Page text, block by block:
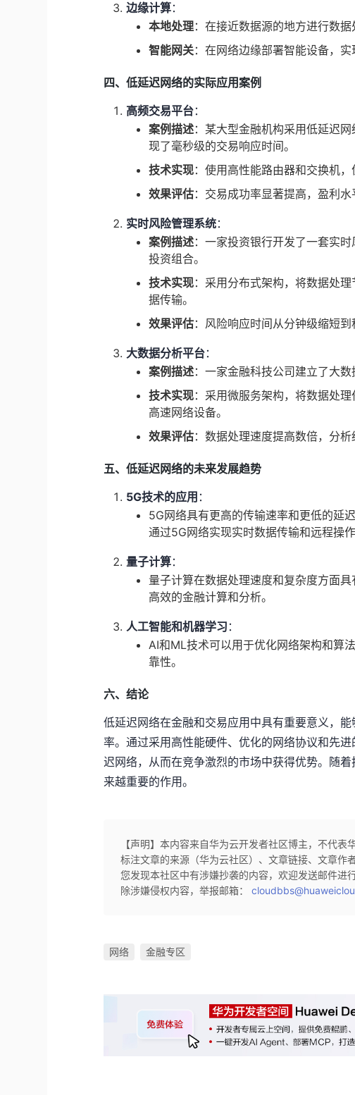
边缘计算：
本地处理：在接近数据源的地方进行数
智能网关：在网络边缘部署智能设备，
四、低延迟网络的实际应用案例
高频交易平台：
案例描述：某大型金融机构采用低延迟
现了毫秒级的交易响应时间。
技术实现：使用高性能路由器和交换机
效果评估：交易成功率显著提高，盈利水
实时风险管理系统：
案例描述：一家投资银行开发了一套实
投资组合。
技术实现：采用分布式架构，将数据处
据传输。
效果评估：风险响应时间从分钟级缩短到
大数据分析平台：
案例描述：一家金融科技公司建立了大
技术实现：采用微服务架构，将数据处
高速网络设备。
效果评估：数据处理速度提高数倍，分
五、低延迟网络的未来发展趋势
5G技术的应用 ：
5G网络具有更高的传输速率和更低的延
通过5G网络实现实时数据传输和远程操
量子计算：
量子计算在数据处理速度和复杂度方面
高效的金融计算和分析。
人工智能和机器学习 ：
AI和ML技术可以用于优化网络架构和算
靠性。
六、结论
低延迟网络在金融和交易应用中具有重要意义，
率。通过采用高性能硬件、优化的网络协议和先
迟网络，从而在竞争激烈的市场中获得优势。随
来越重要的作用。
【声明】本内容来自华为云开发者社区博主，不代
标注文章的来源（华为云社区）、文章链接、文章作
您发现本社区中有涉嫌抄袭的内容，欢迎发送邮件进
除涉嫌侵权内容，举报邮箱：
网络 金融专区